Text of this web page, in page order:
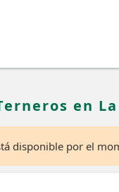
en
disponible por el